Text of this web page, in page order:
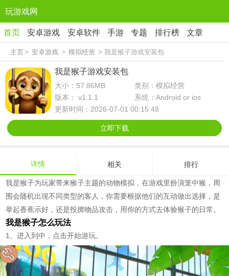
玩游戏网
首页 安卓游戏 安卓软件 手游 专题 排行榜 文章
主页> 安卓游戏 > 模拟经营 > 我是猴子游戏安装包
我是猴子游戏安装包
大小：57.86MB
类别：模拟经营
版本： v1.1.1
系统：Android or ios
更新时间：2026-07-01 00:15:48
立即下载
详情 相关 排行
我是猴子为玩家带来猴子主题的动物模拟，在游戏里扮演笼中猴，周
围会随机出现不同类型的客人，你需要根据他们的互动做出选择，是
举起香蕉示好，还是投掷物品攻击，用你的方式去体验猴子的日常。
我是猴子怎么玩法
1、进入到中，点击开始游玩。